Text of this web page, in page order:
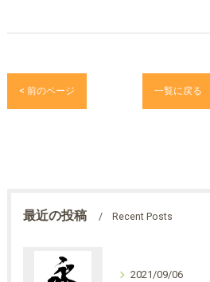
< 前のページ 一覧に戻る
最近の投稿 Recent Posts
2021/09/06